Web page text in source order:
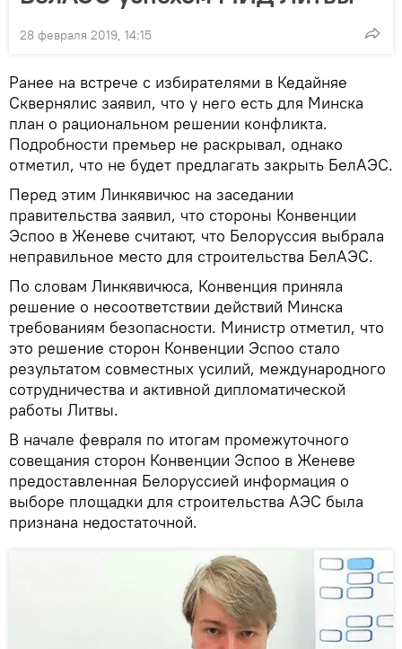
28 февраля 2019, 14:15
Ранее на встрече с избирателями в Кедайняе
Сквернялис заявил, что у него есть для Минска
план о рациональном решении конфликта.
Подробности премьер не раскрывал, однако
отметил, что не будет предлагать закрыть БелАЭС.
Перед этим Линкявичюс на заседании
правительства заявил, что стороны Конвенции
Эспоо в Женеве считают, что Белоруссия выбрала
неправильное место для строительства БелАЭС.
По словам Линкявичюса, Конвенция приняла
решение о несоответствии действий Минска
требованиям безопасности. Министр отметил, что
это решение сторон Конвенции Эспоо стало
результатом совместных усилий, международного
сотрудничества и активной дипломатической
работы Литвы.
В начале февраля по итогам промежуточного
совещания сторон Конвенции Эспоо в Женеве
предоставленная Белоруссией информация о
выборе площадки для строительства АЭС была
признана недостаточной.